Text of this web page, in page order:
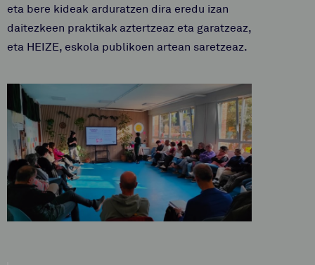
eta bere kideak arduratzen dira eredu izan
daitezkeen praktikak aztertzeaz eta garatzeaz,
eta HEIZE, eskola publikoen artean saretzeaz.